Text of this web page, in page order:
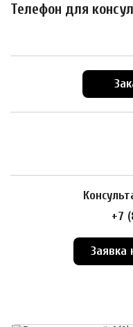
Телефон для
+7
Заявка